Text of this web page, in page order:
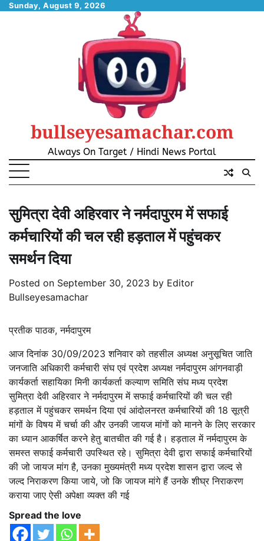
SkipSunday, August 9, 2026
bullseyesamachar.com
Always On Target / Hindi News Portal
सुमित्रा देवी अहिरवार ने नर्मदापुरम में सफाई
कर्मचारियों की चल रही हड़ताल में पहुंचकर
समर्थन दिया
Posted on September 30, 2023 by Editor
Bullseyesamachar
प्रतीक पाठक, नर्मदापुरम
आज दिनांक 30/09/2023 शनिवार को तहसील अध्यक्ष अनुसूचित जाति
जनजाति अधिकारी कर्मचारी संघ एवं प्रदेश अध्यक्ष नर्मदापुरम आंगनवाड़ी
कार्यकर्ता सहायिका मिनी कार्यकर्ता कल्याण समिति संघ मध्य प्रदेश
सुमित्रा देवी अहिरवार ने नर्मदापुरम में सफाई कर्मचारियों की चल रही
हड़ताल में पहुंचकर समर्थन दिया एवं आंदोलनरत कर्मचारियों की 18 सूत्री
मांगों के विषय में चर्चा की और उनकी जायज मांगों को मानने के लिए सरकार
का ध्यान आकर्षित करने हेतु बातचीत की गई है। हड़ताल में नर्मदापुरम के
समस्त सफाई कर्मचारी उपस्थित रहे। सुमित्रा देवी द्वारा सफाई कर्मचारियों
की जो जायज मांग है, उनका मुख्यमंत्री मध्य प्रदेश शासन द्वारा जल्द से
जल्द निराकरण किया जाये, जो कि जायज मांगे हैं उनके शीघ्र निराकरण
कराया जाए ऐसी अपेक्षा व्यक्त की गई
Spread the love